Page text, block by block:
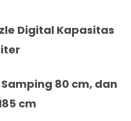
Digital Kapasitas
80 cm, dan
cm